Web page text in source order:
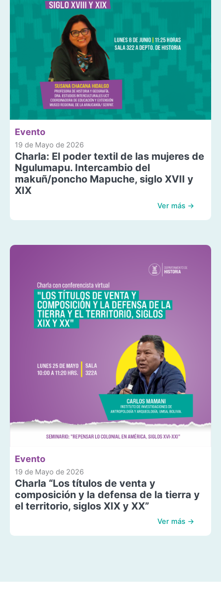
Evento
19 de Mayo de 2026
Charla: El poder textil de las mujeres de
Ngulumapu. Intercambio del
makuñ/poncho Mapuche, siglo XVII y
XIX
Ver más →
Evento
19 de Mayo de 2026
Charla “Los títulos de venta y
composición y la defensa de la tierra y
el territorio, siglos XIX y XX”
Ver más →